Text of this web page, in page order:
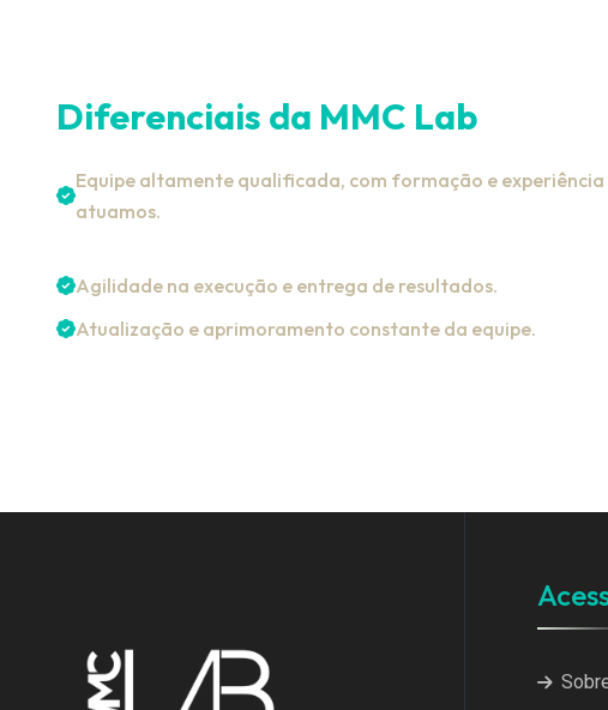
Diferenciais da MMC Lab
Equipe altamente qualificada, com formação e experiência
atuamos.
Agilidade na execução e entrega de resultados.
Atualização e aprimoramento constante da equipe.